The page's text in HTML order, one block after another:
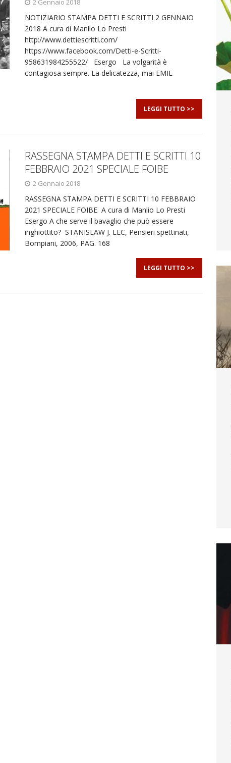
2 Gennaio 2018
NOTIZIARIO STAMPA DETTI E SCRITTI 2 GENNAIO
2018 A cura di Manlio Lo Presti
http://www.dettiescritti.com/
https://www.facebook.com/Detti-e-Scritti-
958631984255522/ Esergo La volgarità è
contagiosa sempre. La delicatezza, mai EMIL
LEGGI TUTTO >>
RASSEGNA STAMPA DETTI E SCRITTI 10
FEBBRAIO 2021 SPECIALE FOIBE
2 Gennaio 2018
RASSEGNA STAMPA DETTI E SCRITTI 10 FEBBRAIO
2021 SPECIALE FOIBE A cura di Manlio Lo Presti
Esergo A che serve il bavaglio che può essere
inghiottito? STANISLAW J. LEC, Pensieri spettinati,
Bompiani, 2006, PAG. 168
LEGGI TUTTO >>